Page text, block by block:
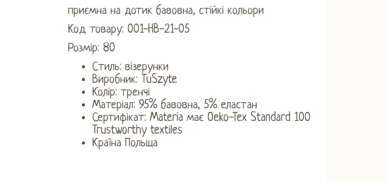
приємна на дотик бавовна, стійкі кольори
Код товару: 001-HB-21-05
Розмір: 80
Стиль: візерунки
Виробник: TuSzyte
Колір: тренчі
Матеріал: 95% бавовна, 5% еластан
Сертифікат: Materia має Oeko-Tex Standard 100
Trustworthy textiles
Країна Польща